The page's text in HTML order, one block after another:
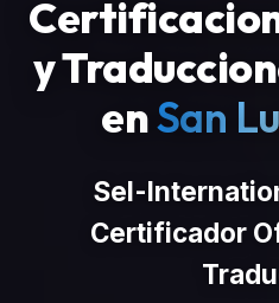
y
enSan
Sel-
Certificador